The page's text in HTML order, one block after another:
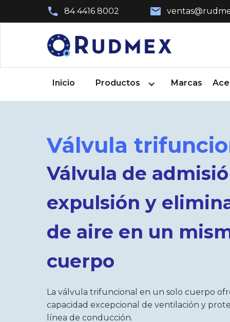
84 4416 8002
Inicio Productos Marcas
Válvula
Válvula de
expulsión y
de aire en un
cuerpo
La válvula trifuncional en un solo cuerpo
capacidad excepcional de ventilación y
línea de conducción.